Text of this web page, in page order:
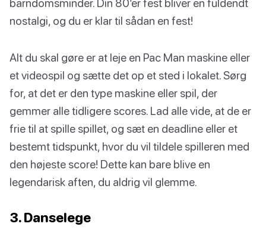
barndomsminder. Din 80’er fest bliver en fuldendt
nostalgi, og du er klar til sådan en fest!
Alt du skal gøre er at leje en Pac Man maskine eller
et videospil og sætte det op et sted i lokalet. Sørg
for, at det er den type maskine eller spil, der
gemmer alle tidligere scores. Lad alle vide, at de er
frie til at spille spillet, og sæt en deadline eller et
bestemt tidspunkt, hvor du vil tildele spilleren med
den højeste score! Dette kan bare blive en
legendarisk aften, du aldrig vil glemme.
3. Danselege